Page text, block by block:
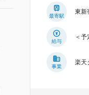
最寄駅
東新
給与
＜
事業
楽天